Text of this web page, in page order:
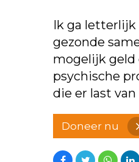
Ik ga letterlijk
gezonde
mogelijk geld
psychische
die er last
Doneer nu